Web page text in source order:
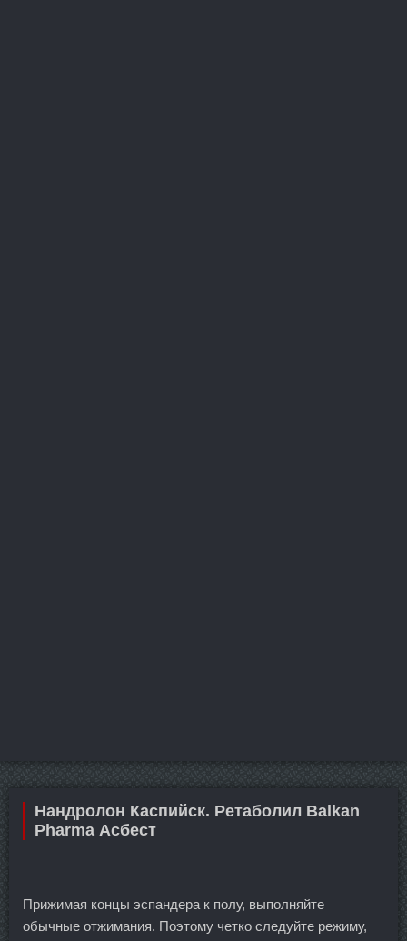
Нандролон Каспийск. Ретаболил Balkan
Pharma Асбест
Прижимая концы эспандера к полу, выполняйте
обычные отжимания. Поэтому четко следуйте режиму,